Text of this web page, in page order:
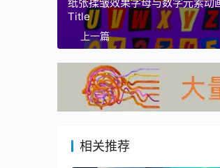
Title
上一篇
相关推荐